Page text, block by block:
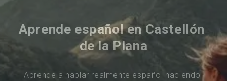
Aprende español en Castellón
de la Plana
Aprende a hablar realmente español haciendo